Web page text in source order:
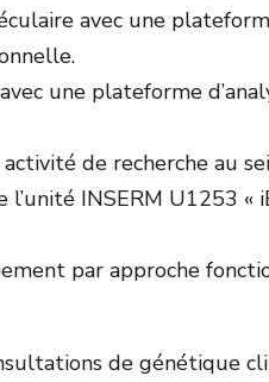
avec une
une plateforme
de recherche au
INSERM U1253 «
par approche
de génétique